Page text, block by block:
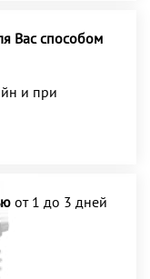
Вас способом
и при
от 1 до 3 дней